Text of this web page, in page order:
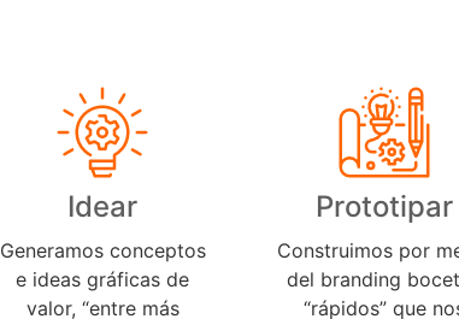
2
1
Idear
Generamos conceptos
e ideas gráficas de
valor, “entre más
Prototipar
Construimos por
del branding
“rápidos” que